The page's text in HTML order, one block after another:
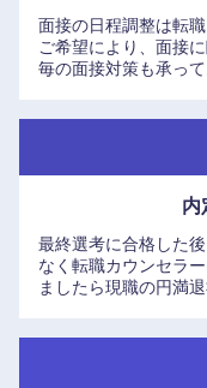
面接の日程調整は転
ご希望により、面接
毎の面接対策も承って
内
最終選考に合格した
なく転職カウンセラ
ましたら現職の円満